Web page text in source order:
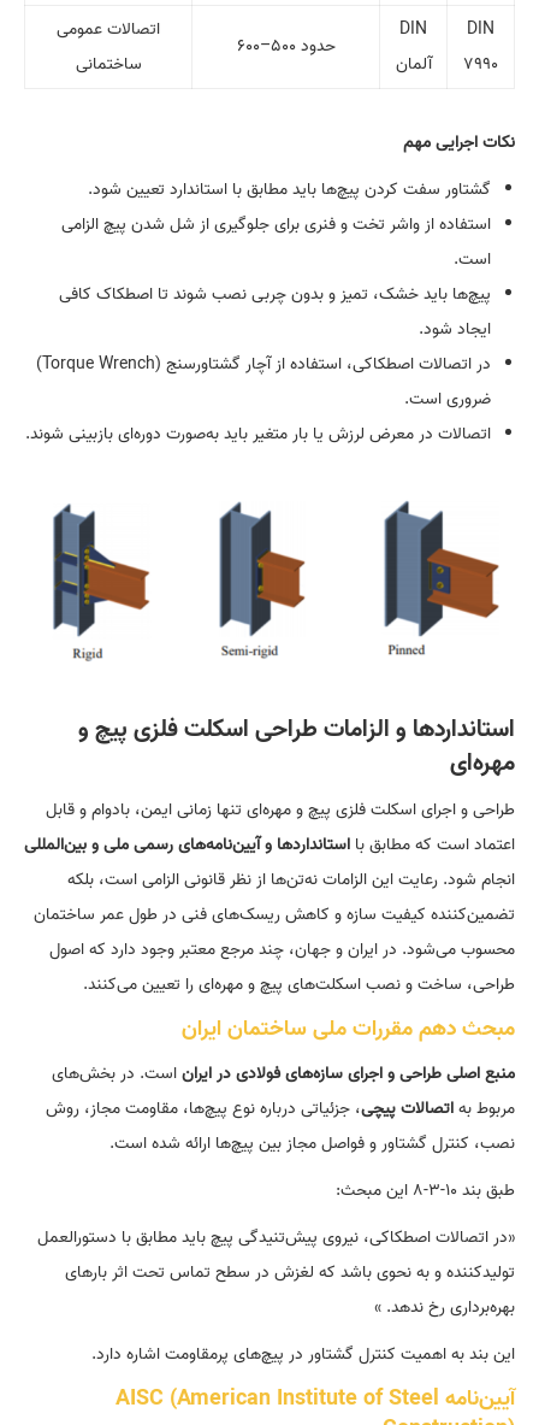
DIN
7990
DIN
آلمان
حدود ۵۰۰–۶۰۰
اتصالات عمومی
ساختمانی
نکات اجرایی مهم
گشتاور سفت کردن پیچ‌ها باید مطابق با استاندارد تعیین شود.
استفاده از واشر تخت و فنری برای جلوگیری از شل شدن پیچ الزامی
است.
پیچ‌ها باید خشک، تمیز و بدون چربی نصب شوند تا اصطکاک کافی
ایجاد شود.
در اتصالات اصطکاکی، استفاده از آچار گشتاورسنج (Torque Wrench)
ضروری است.
اتصالات در معرض لرزش یا بار متغیر باید به‌صورت دوره‌ای بازبینی شوند.
استاندارد‌ها و الزامات طراحی اسکلت فلزی پیچ و
مهره‌ای
طراحی و اجرای اسکلت فلزی پیچ و مهره‌ای تنها زمانی ایمن، بادوام و قابل
اعتماد است که مطابق با استاندارد‌ها و آیین‌نامه‌های رسمی ملی و بین‌المللی
انجام شود. رعایت این الزامات نه‌تن‌ها از نظر قانونی الزامی است، بلکه
تضمین‌کننده کیفیت سازه و کاهش ریسک‌های فنی در طول عمر ساختمان
محسوب می‌شود. در ایران و جهان، چند مرجع معتبر وجود دارد که اصول
طراحی، ساخت و نصب اسکلت‌های پیچ و مهره‌ای را تعیین می‌کنند.
مبحث دهم مقررات ملی ساختمان ایران
منبع اصلی طراحی و اجرای سازه‌های فولادی در ایراناست. در بخش‌های
مربوط بهاتصالات پیچی، جزئیاتی درباره نوع پیچ‌ها، مقاومت مجاز، روش
نصب، کنترل گشتاور و فواصل مجاز بین پیچ‌ها ارائه شده است.
طبق بند ۱۰-۳-۸ این مبحث:
«در اتصالات اصطکاکی، نیروی پیش‌تنیدگی پیچ باید مطابق با دستورالعمل
تولیدکننده و به نحوی باشد که لغزش در سطح تماس تحت اثر بار‌های
بهره‌برداری رخ ندهد. »
این بند به اهمیت کنترل گشتاور در پیچ‌های پرمقاومت اشاره دارد.
آیین‌نامه AISC (American Institute of Steel